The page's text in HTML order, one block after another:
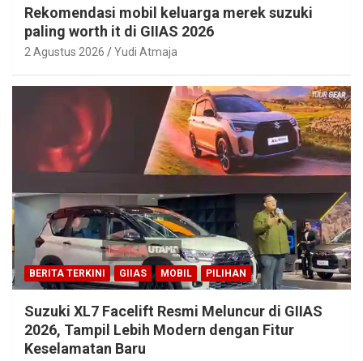
Rekomendasi mobil keluarga merek suzuki
paling worth it di GIIAS 2026
2 Agustus 2026 Yudi Atmaja
BERITA TERKINI GIIAS MOBIL PILIHAN
Suzuki XL7 Facelift Resmi Meluncur di GIIAS
2026, Tampil Lebih Modern dengan Fitur
Keselamatan Baru